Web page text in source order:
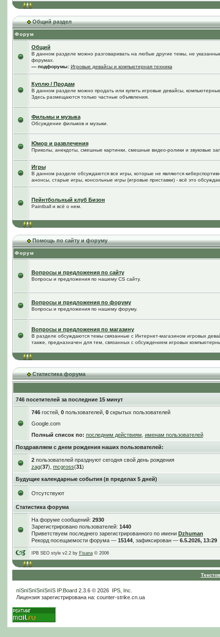
Общий раздел
Форум
Общий
В данном разделе можно разговаривать на любые другие темы, не
форумах.
— подфорумы: Игровые девайсы и компьютерная техника
Куплю / Продам
В данном разделе можно продать или купить игровые девайсы,
Здесь размещаются только частные объявления.
Фильмы и музыка
Обсуждение фильмов и музыки.
Юмор и развлечения
Приколы, анекдоты, смешные картинки, смешные видео-ролики и звуковые
Игры
В данном разделе обсуждаются все игры, которые не являются
анонсы, старые игры, консольные игры (игровые приставки) - всё это
Пейнтбольный клуб Бизон
Paintball и всё о нем.
Помощь по сайту и форуму
Форум
Вопросы и предложения по сайту
Вопросы и предложения по нашему CS сайту.
Вопросы и предложения по форуму
Вопросы и предложения по нашему форуму.
Вопросы и предложения по магазину
В разделе обсуждаются темы связанные с Интернет-магазином игровых
также, предназначен для тем, связанных с обсуждением игровых
Статистика форума
746 посетителей за последние 15 минут
746гостей, 0пользователей, 0скрытых пользователей
Google.com
Полный список по: последним действиям именам пользователей
Поздравляем с днем рождения наших пользователей:
2пользователей празднуют сегодня свой день рождения
zag(37), mcgross(31)
Будущие календарные события (в пределах 5 дней)
Отсутствуют
Статистика форума
На форуме сообщений: 2930
Зарегистрировано пользователей: 1440
Приветствуем последнего зарегистрированного по имени Dzhuman
Рекорд посещаемости форума — 15144, зафиксирован — 6.5.2026, 13:29
IPB SEO style v2.2 by Fisana© 2006
пїЅпїЅпїЅпїЅпїЅ IP.Board2.3.6 © 2026 IPS, Inc
Лицензия зарегистрирована на: counter-strike.cn.ua